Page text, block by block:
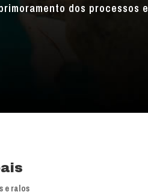
dos processos e
e ralos